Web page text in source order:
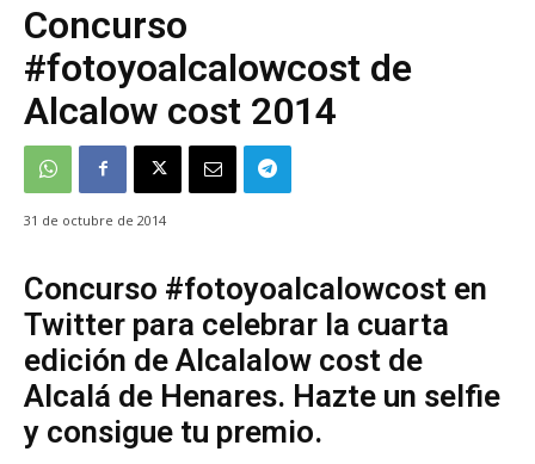
Concurso
#fotoyoalcalowcost de
Alcalow cost 2014
31 de octubre de 2014
Concurso #fotoyoalcalowcost en
Twitter para celebrar la cuarta
edición de Alcalalow cost de
Alcalá de Henares. Hazte un selfie
y consigue tu premio.